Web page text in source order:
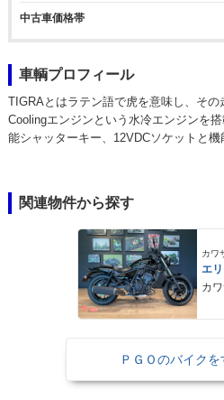
中古車価格帯
車輌プロフィール
TIGRAとはラテン語で虎を意味し、そ
Coolingエンジンという水冷エンジンを
能シャッターキー、12VDCソケットと機
関連物件から探す
カワ
エ
カ
ＰＧＯのバイクを